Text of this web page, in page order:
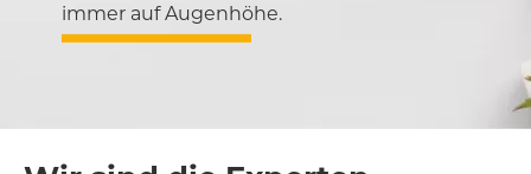
immer auf Augenhöhe.